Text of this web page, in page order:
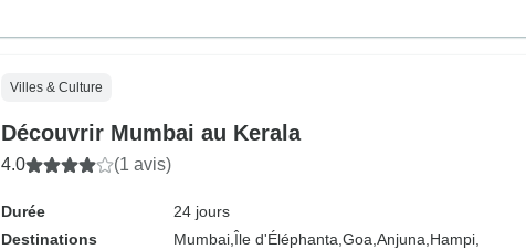
Villes & Culture
Découvrir Mumbai au Kerala
4.0 (1 avis)
Durée
24 jours
Destinations
Mumbai, Île d'Éléphanta, Goa, Anjuna, Hampi,